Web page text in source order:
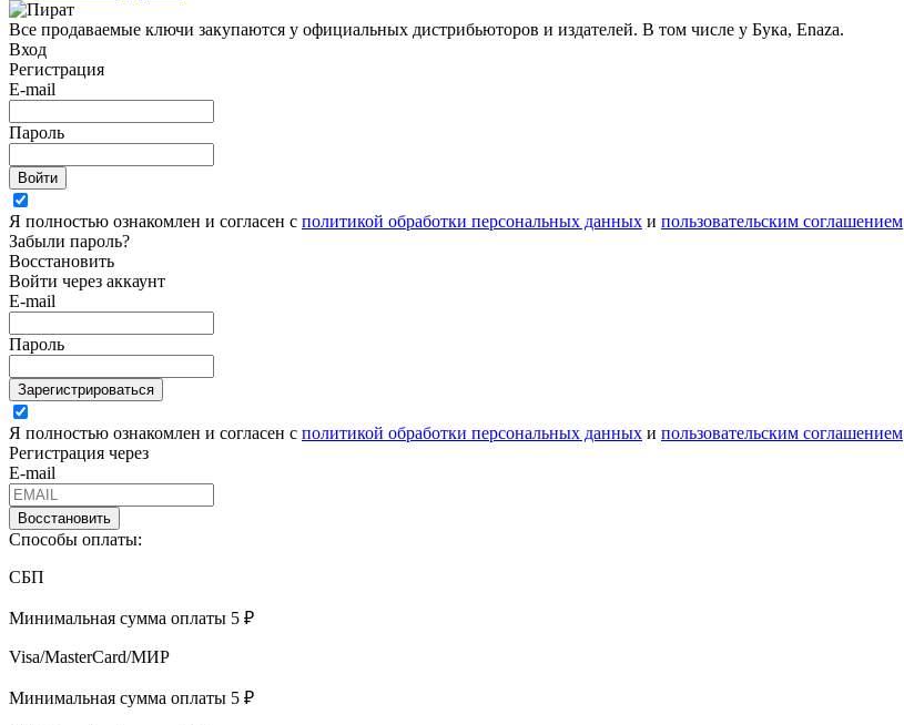
Все продаваемые ключи закупаются у официальных дистрибьюторов и издателей. В том числе у Бука, Enaza.
Вход
Регистрация
E-mail
Пароль
Войти
Я полностью ознакомлен и согласен с политикой обработки персональных данных и пользовательским соглашением
Забыли пароль?
Восстановить
Войти через аккаунт
E-mail
Пароль
Зарегистрироваться
Я полностью ознакомлен и согласен с политикой обработки персональных данных и пользовательским соглашением
Регистрация через
E-mail
Восстановить
Способы оплаты:
СБП
Минимальная сумма оплаты 5 ₽
Visa/MasterCard/МИР
Минимальная сумма оплаты 5 ₽